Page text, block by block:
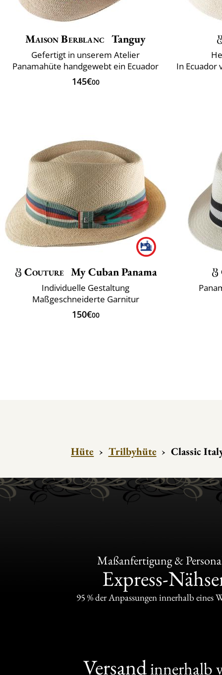
Maison Berblanc Tanguy
Gefertigt in unserem Atelier
Panamahüte handgewebt ein Ecuador
145€00
In Ecuador
Couture My Cuban Panama
Individuelle Gestaltung
Maßgeschneiderte Garnitur
150€00
Hüte › Trilbyhüte › Classic
Maßanfertigung &
Express-
95 % der Anpassungen innerhalb eines
Versandinnerhalb